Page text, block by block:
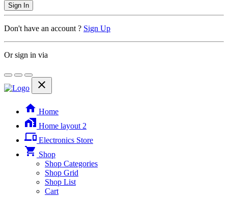
Sign In
Don't have an account ? Sign Up
Or sign in via
close
home Home
home_work Home layout 2
phonelink Electronics Store
shopping_cart Shop
Shop Categories
Shop Grid
Shop List
Cart